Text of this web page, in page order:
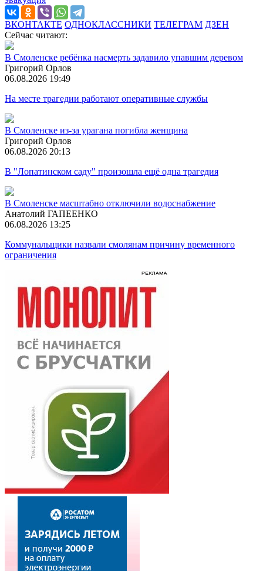
ВКОНТАКТЕ ОДНОКЛАССНИКИ ТЕЛЕГРАМ ДЗЕН
Сейчас читают:
В Смоленске ребёнка насмерть задавило упавшим деревом
Григорий Орлов
06.08.2026 19:49
На месте трагедии работают оперативные службы
В Смоленске из-за урагана погибла женщина
Григорий Орлов
06.08.2026 20:13
В "Лопатинском саду" произошла ещё одна трагедия
В Смоленске масштабно отключили водоснабжение
Анатолий ГАПЕЕНКО
06.08.2026 13:25
Коммунальщики назвали смолянам причину временного
ограничения